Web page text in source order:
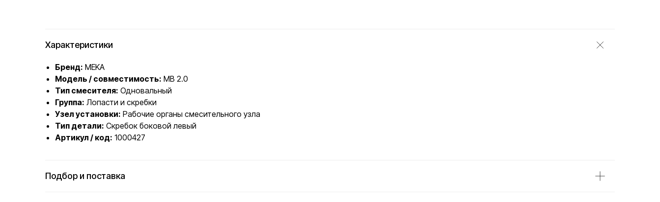
Характеристики
Бренд: MEKA
Модель / совместимость: MB 2.0
Тип смесителя: Одновальный
Группа: Лопасти и скребки
Узел установки: Рабочие органы смесительного узла
Тип детали: Скребок боковой левый
Артикул / код: 1000427
Подбор и поставка